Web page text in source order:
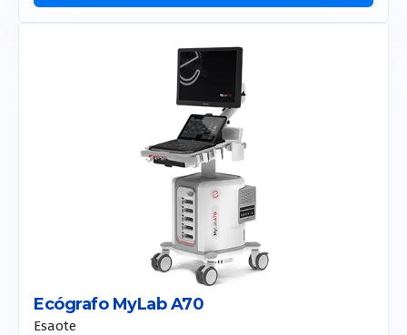
Ecógrafo MyLab A70
Esaote